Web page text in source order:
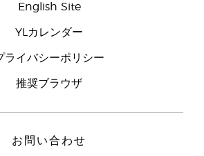
English Site
YLカレンダー
ライバシーポリシー
推奨ブラウザ
お問い合わせ